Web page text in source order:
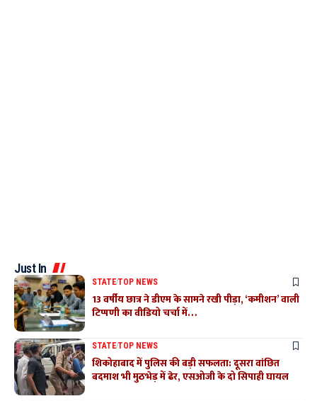
Just In
STATETOP NEWS
13 वर्षीय छात्र ने डीएम के सामने रखी पीड़ा, ‘कमीशन’ वाली
टिप्पणी का वीडियो चर्चा में…
STATETOP NEWS
शिकोहाबाद में पुलिस की बड़ी सफलता: दूसरा वांछित
बदमाश भी मुठभेड़ में ढेर, एसओजी के दो सिपाही घायल